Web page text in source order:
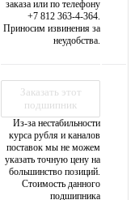
заказа или по телефону
+7 812 363-4-364.
Приносим извинения за
неудобства.
Заказать этот
подшипник
Из-за нестабильности
курса рубля и каналов
поставок мы не можем
указать точную цену на
большинство позиций.
Стоимость данного
подшипника